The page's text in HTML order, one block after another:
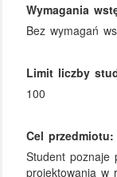
Wymagania
Bez wymagań
Limit liczby
100
Cel przedmiotu:
Student poznaje
projektowania w